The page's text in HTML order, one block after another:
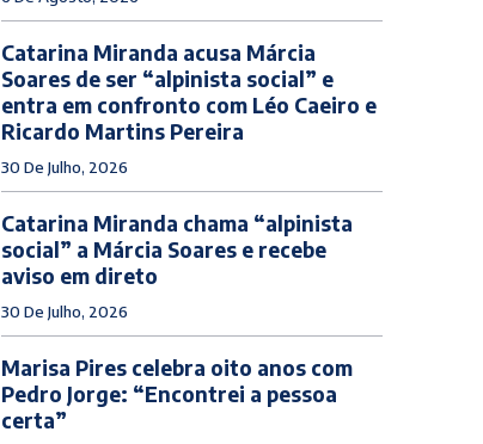
Catarina Miranda acusa Márcia
Soares de ser “alpinista social” e
entra em confronto com Léo Caeiro e
Ricardo Martins Pereira
30 De Julho, 2026
Catarina Miranda chama “alpinista
social” a Márcia Soares e recebe
aviso em direto
30 De Julho, 2026
Marisa Pires celebra oito anos com
Pedro Jorge: “Encontrei a pessoa
certa”